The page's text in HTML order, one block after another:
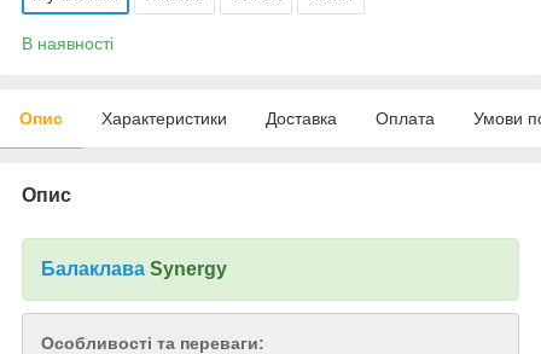
В наявності
Опис Характеристики Доставка Оплата Умови
Опис
Балаклава Synergy
Особливості та переваги: